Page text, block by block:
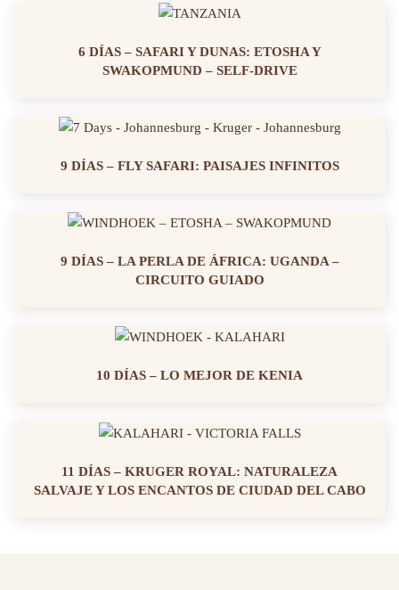
6 DÍAS – SAFARI Y DUNAS: ETOSHA Y
SWAKOPMUND – SELF-DRIVE
9 DÍAS – FLY SAFARI: PAISAJES INFINITOS
9 DÍAS – LA PERLA DE ÁFRICA: UGANDA –
CIRCUITO GUIADO
10 DÍAS – LO MEJOR DE KENIA
11 DÍAS – KRUGER ROYAL: NATURALEZA
SALVAJE Y LOS ENCANTOS DE CIUDAD DEL CABO